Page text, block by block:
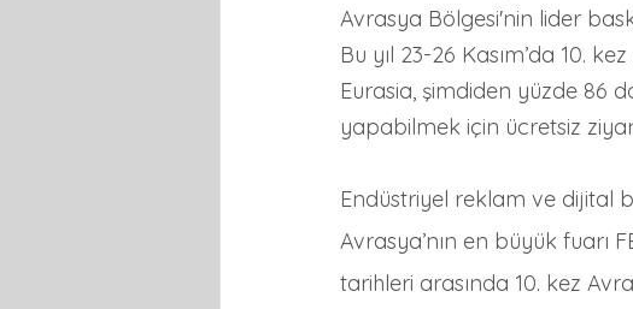
Avrasya Bölgesi'nin lider
Bu yıl 23-26 Kasım’da 10.
Eurasia, şimdiden yüzde 86
yapabilmek için ücretsiz
Endüstriyel reklam ve dijital
Avrasya’nın en büyük fuarı
tarihleri arasında 10. kez